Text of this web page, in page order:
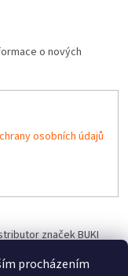
procházením
o nových
osobních údajů
značek BUKI